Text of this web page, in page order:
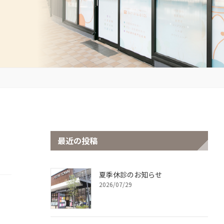
最近の投稿
夏季休診のお知らせ
2026/07/29